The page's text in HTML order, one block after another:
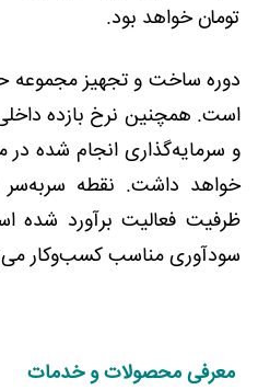
تومان خواهد بود.
ظرفیت فعالیت برآورد شده
سودآوری مناسب کسب‌وکار
معرفی محصولات و خدمات